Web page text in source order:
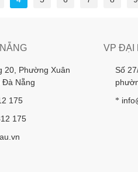
20, Phường Xuân
Đà Nẵng
175
175
VP ĐẠI
Số
*